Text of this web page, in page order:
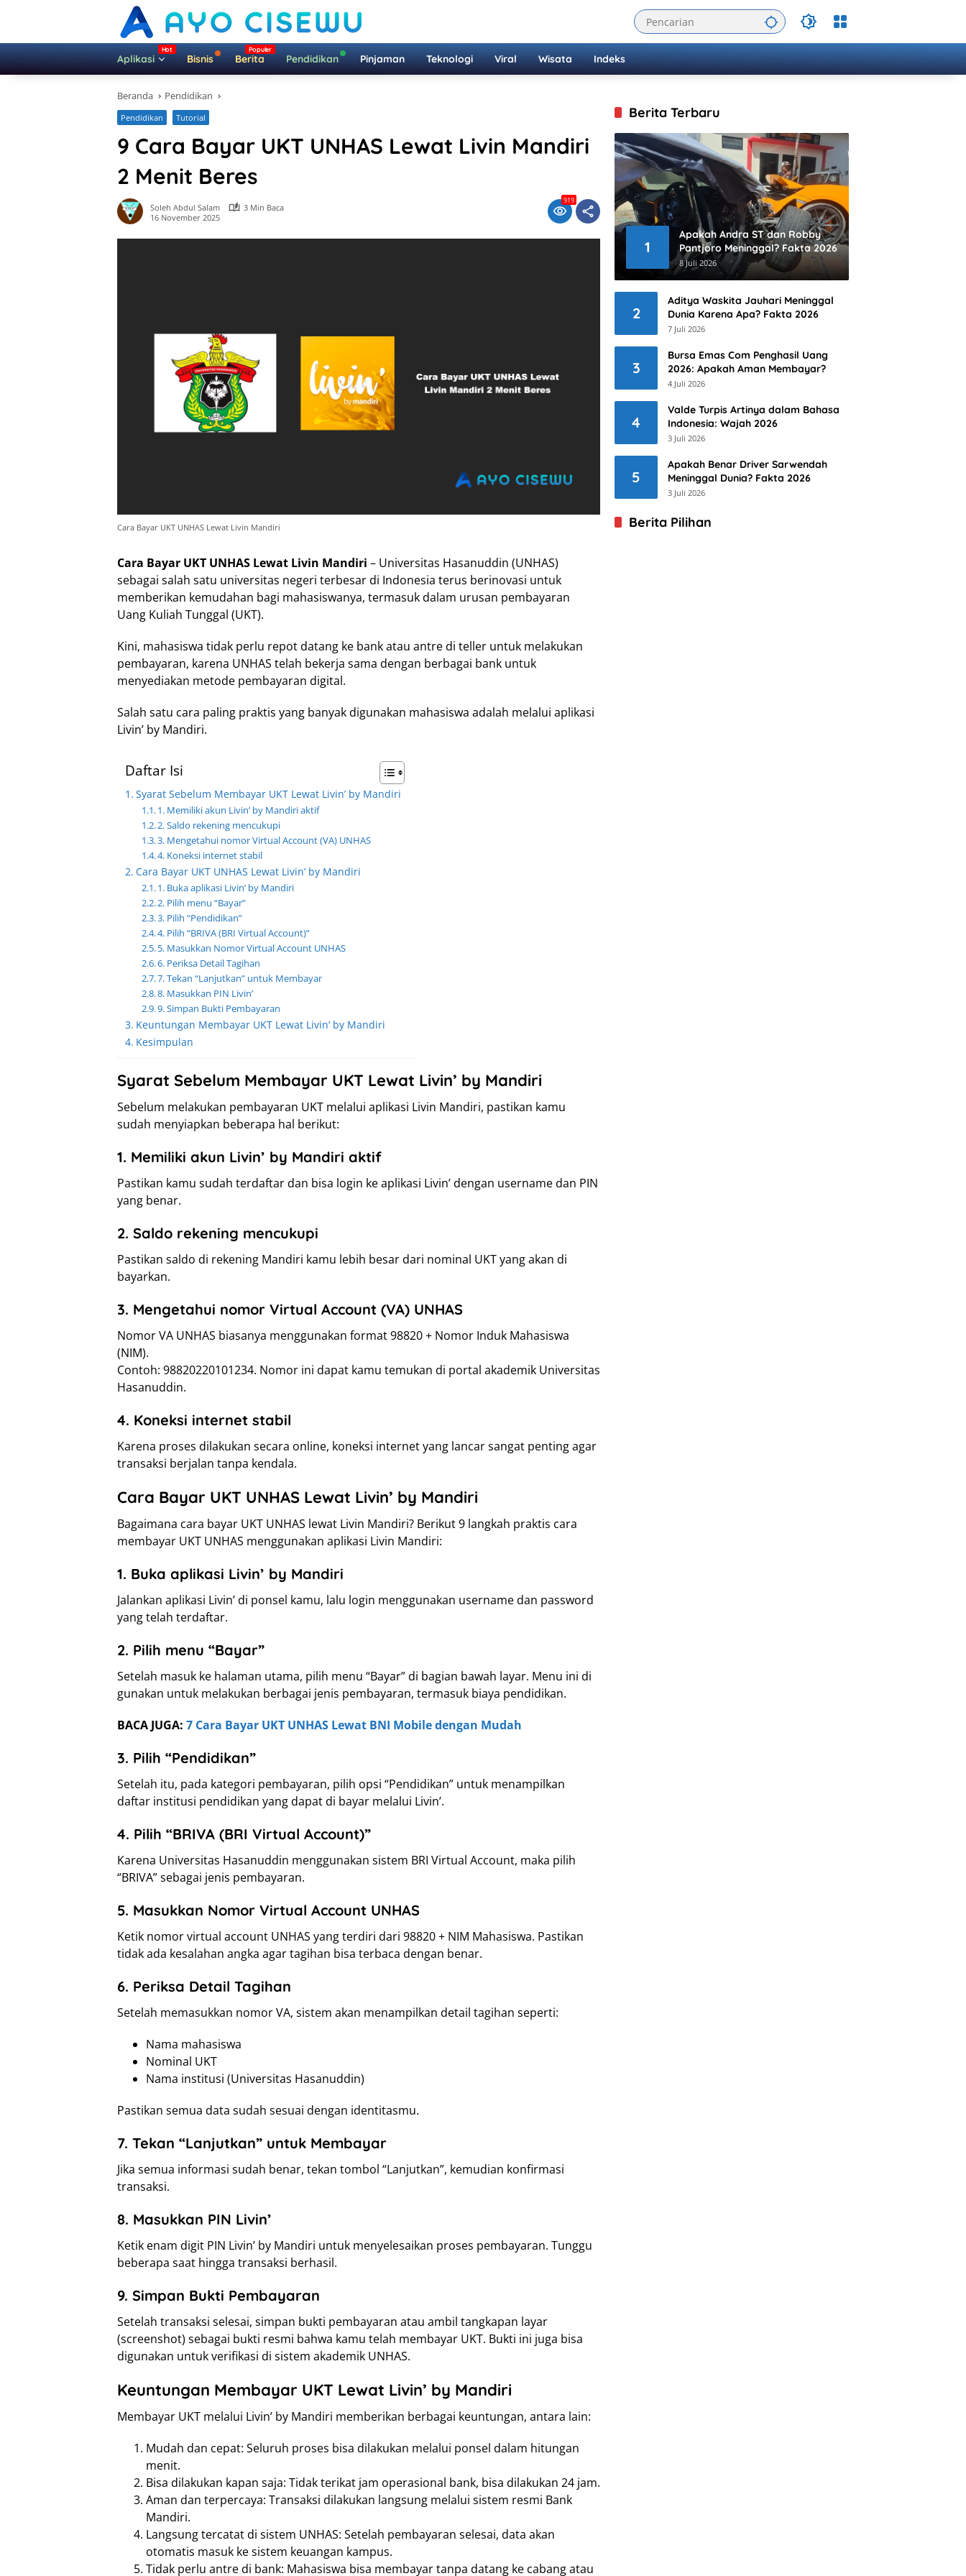
Aplikasi Bisnis Berita Pendidikan Pinjaman Teknologi Viral Wisata Indeks
Beranda Pendidikan
Pendidikan Tutorial
9 Cara Bayar UKT UNHAS Lewat Livin Mandiri
2 Menit Beres
Soleh Abdul Salam
3 Min Baca
16 November 2025
919
Cara Bayar UKT UNHAS Lewat Livin Mandiri
Cara Bayar UKT UNHAS Lewat Livin Mandiri – Universitas Hasanuddin (UNHAS)
sebagai salah satu universitas negeri terbesar di Indonesia terus berinovasi untuk
memberikan kemudahan bagi mahasiswanya, termasuk dalam urusan pembayaran
Uang Kuliah Tunggal (UKT).
Kini, mahasiswa tidak perlu repot datang ke bank atau antre di teller untuk melakukan
pembayaran, karena UNHAS telah bekerja sama dengan berbagai bank untuk
menyediakan metode pembayaran digital.
Salah satu cara paling praktis yang banyak digunakan mahasiswa adalah melalui aplikasi
Livin’ by Mandiri.
Daftar Isi
Syarat Sebelum Membayar UKT Lewat Livin’ by Mandiri
1. Memiliki akun Livin’ by Mandiri aktif
2. Saldo rekening mencukupi
3. Mengetahui nomor Virtual Account (VA) UNHAS
4. Koneksi internet stabil
Cara Bayar UKT UNHAS Lewat Livin’ by Mandiri
1. Buka aplikasi Livin’ by Mandiri
2. Pilih menu “Bayar”
3. Pilih “Pendidikan”
4. Pilih “BRIVA (BRI Virtual Account)”
5. Masukkan Nomor Virtual Account UNHAS
6. Periksa Detail Tagihan
7. Tekan “Lanjutkan” untuk Membayar
8. Masukkan PIN Livin’
9. Simpan Bukti Pembayaran
Keuntungan Membayar UKT Lewat Livin’ by Mandiri
Kesimpulan
Syarat Sebelum Membayar UKT Lewat Livin’ by Mandiri
Sebelum melakukan pembayaran UKT melalui aplikasi Livin Mandiri, pastikan kamu
sudah menyiapkan beberapa hal berikut:
1. Memiliki akun Livin’ by Mandiri aktif
Pastikan kamu sudah terdaftar dan bisa login ke aplikasi Livin’ dengan username dan PIN
yang benar.
2. Saldo rekening mencukupi
Pastikan saldo di rekening Mandiri kamu lebih besar dari nominal UKT yang akan di
bayarkan.
3. Mengetahui nomor Virtual Account (VA) UNHAS
Nomor VA UNHAS biasanya menggunakan format 98820 + Nomor Induk Mahasiswa
(NIM).
Contoh: 98820220101234. Nomor ini dapat kamu temukan di portal akademik Universitas
Hasanuddin.
4. Koneksi internet stabil
Karena proses dilakukan secara online, koneksi internet yang lancar sangat penting agar
transaksi berjalan tanpa kendala.
Cara Bayar UKT UNHAS Lewat Livin’ by Mandiri
Bagaimana cara bayar UKT UNHAS lewat Livin Mandiri? Berikut 9 langkah praktis cara
membayar UKT UNHAS menggunakan aplikasi Livin Mandiri:
1. Buka aplikasi Livin’ by Mandiri
Jalankan aplikasi Livin’ di ponsel kamu, lalu login menggunakan username dan password
yang telah terdaftar.
2. Pilih menu “Bayar”
Setelah masuk ke halaman utama, pilih menu “Bayar” di bagian bawah layar. Menu ini di
gunakan untuk melakukan berbagai jenis pembayaran, termasuk biaya pendidikan.
BACA JUGA: 7 Cara Bayar UKT UNHAS Lewat BNI Mobile dengan Mudah
3. Pilih “Pendidikan”
Setelah itu, pada kategori pembayaran, pilih opsi “Pendidikan” untuk menampilkan
daftar institusi pendidikan yang dapat di bayar melalui Livin’.
4. Pilih “BRIVA (BRI Virtual Account)”
Karena Universitas Hasanuddin menggunakan sistem BRI Virtual Account, maka pilih
“BRIVA” sebagai jenis pembayaran.
5. Masukkan Nomor Virtual Account UNHAS
Ketik nomor virtual account UNHAS yang terdiri dari 98820 + NIM Mahasiswa. Pastikan
tidak ada kesalahan angka agar tagihan bisa terbaca dengan benar.
6. Periksa Detail Tagihan
Setelah memasukkan nomor VA, sistem akan menampilkan detail tagihan seperti:
Nama mahasiswa
Nominal UKT
Nama institusi (Universitas Hasanuddin)
Pastikan semua data sudah sesuai dengan identitasmu.
7. Tekan “Lanjutkan” untuk Membayar
Jika semua informasi sudah benar, tekan tombol “Lanjutkan”, kemudian konfirmasi
transaksi.
8. Masukkan PIN Livin’
Ketik enam digit PIN Livin’ by Mandiri untuk menyelesaikan proses pembayaran. Tunggu
beberapa saat hingga transaksi berhasil.
9. Simpan Bukti Pembayaran
Setelah transaksi selesai, simpan bukti pembayaran atau ambil tangkapan layar
(screenshot) sebagai bukti resmi bahwa kamu telah membayar UKT. Bukti ini juga bisa
digunakan untuk verifikasi di sistem akademik UNHAS.
Keuntungan Membayar UKT Lewat Livin’ by Mandiri
Membayar UKT melalui Livin’ by Mandiri memberikan berbagai keuntungan, antara lain:
Mudah dan cepat: Seluruh proses bisa dilakukan melalui ponsel dalam hitungan
menit.
Bisa dilakukan kapan saja: Tidak terikat jam operasional bank, bisa dilakukan 24 jam.
Aman dan terpercaya: Transaksi dilakukan langsung melalui sistem resmi Bank
Mandiri.
Langsung tercatat di sistem UNHAS: Setelah pembayaran selesai, data akan
otomatis masuk ke sistem keuangan kampus.
Tidak perlu antre di bank: Mahasiswa bisa membayar tanpa datang ke cabang atau
Berita Terbaru
1
Apakah Andra ST dan Robby
Pantjoro Meninggal? Fakta 2026
8 Juli 2026
2
Aditya Waskita Jauhari Meninggal
Dunia Karena Apa? Fakta 2026
7 Juli 2026
3
Bursa Emas Com Penghasil Uang
2026: Apakah Aman Membayar?
4 Juli 2026
4
Valde Turpis Artinya dalam Bahasa
Indonesia: Wajah 2026
3 Juli 2026
5
Apakah Benar Driver Sarwendah
Meninggal Dunia? Fakta 2026
3 Juli 2026
Berita Pilihan